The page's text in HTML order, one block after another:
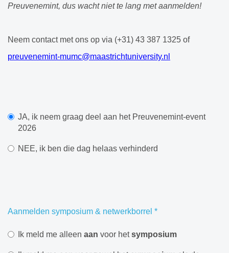
Preuvenemint, dus wacht niet te lang met aanmelden!
Neem contact met ons op via (+31) 43 387 1325 of
preuvenemint-mumc@maastrichtuniversity.nl
JA, ik neem graag deel aan het Preuvenemint-event
2026
NEE, ik ben die dag helaas verhinderd
Aanmelden symposium & netwerkborrel *
Ik meld me alleen aan voor hetsymposium